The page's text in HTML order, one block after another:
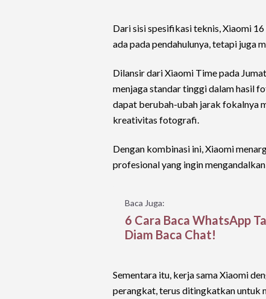
Dari sisi spesifikasi teknis, Xiaomi
ada pada pendahulunya, tetapi juga
Dilansir dari Xiaomi Time pada
menjaga standar tinggi dalam hasil
dapat berubah-ubah jarak fokalnya
kreativitas fotografi.
Dengan kombinasi ini, Xiaomi
profesional yang ingin
Baca Juga:
6 Cara Baca WhatsApp
Diam Baca Chat!
Sementara itu, kerja sama Xiaomi
perangkat, terus ditingkatkan untuk